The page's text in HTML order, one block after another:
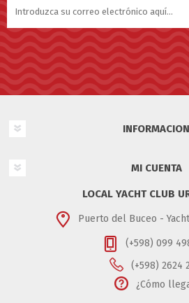
INFORMACION
MI CUENTA
LOCAL YACHT CLUB
Puerto del Buceo -
(+598) 099
(+598) 2624
¿Cómo